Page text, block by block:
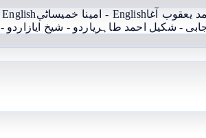
English - امينا خميساڻي English - فيض محمد کوسو
- شکیل احمد طاہریاردو - شيخ اياز اردو